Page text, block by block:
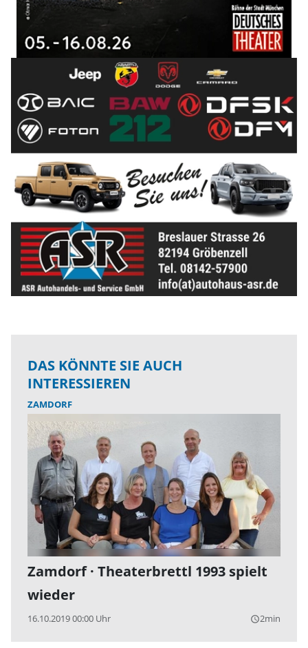
DAS KÖNNTE SIE AUCH
INTERESSIEREN
ZAMDORF
Zamdorf · Theaterbrettl 1993 spielt
wieder
16.10.2019 00:00 Uhr query_builder2min